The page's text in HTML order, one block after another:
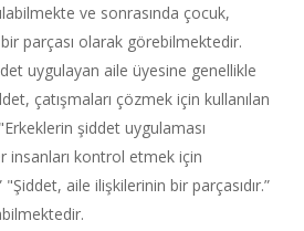
ve sonrasında çocuk,
parçası olarak görebilmektedir.
uygulayan aile üyesine genellikle
çatışmaları çözmek için kullanılan
şiddet uygulaması
insanları kontrol etmek için
aile ilişkilerinin bir parçasıdır.”